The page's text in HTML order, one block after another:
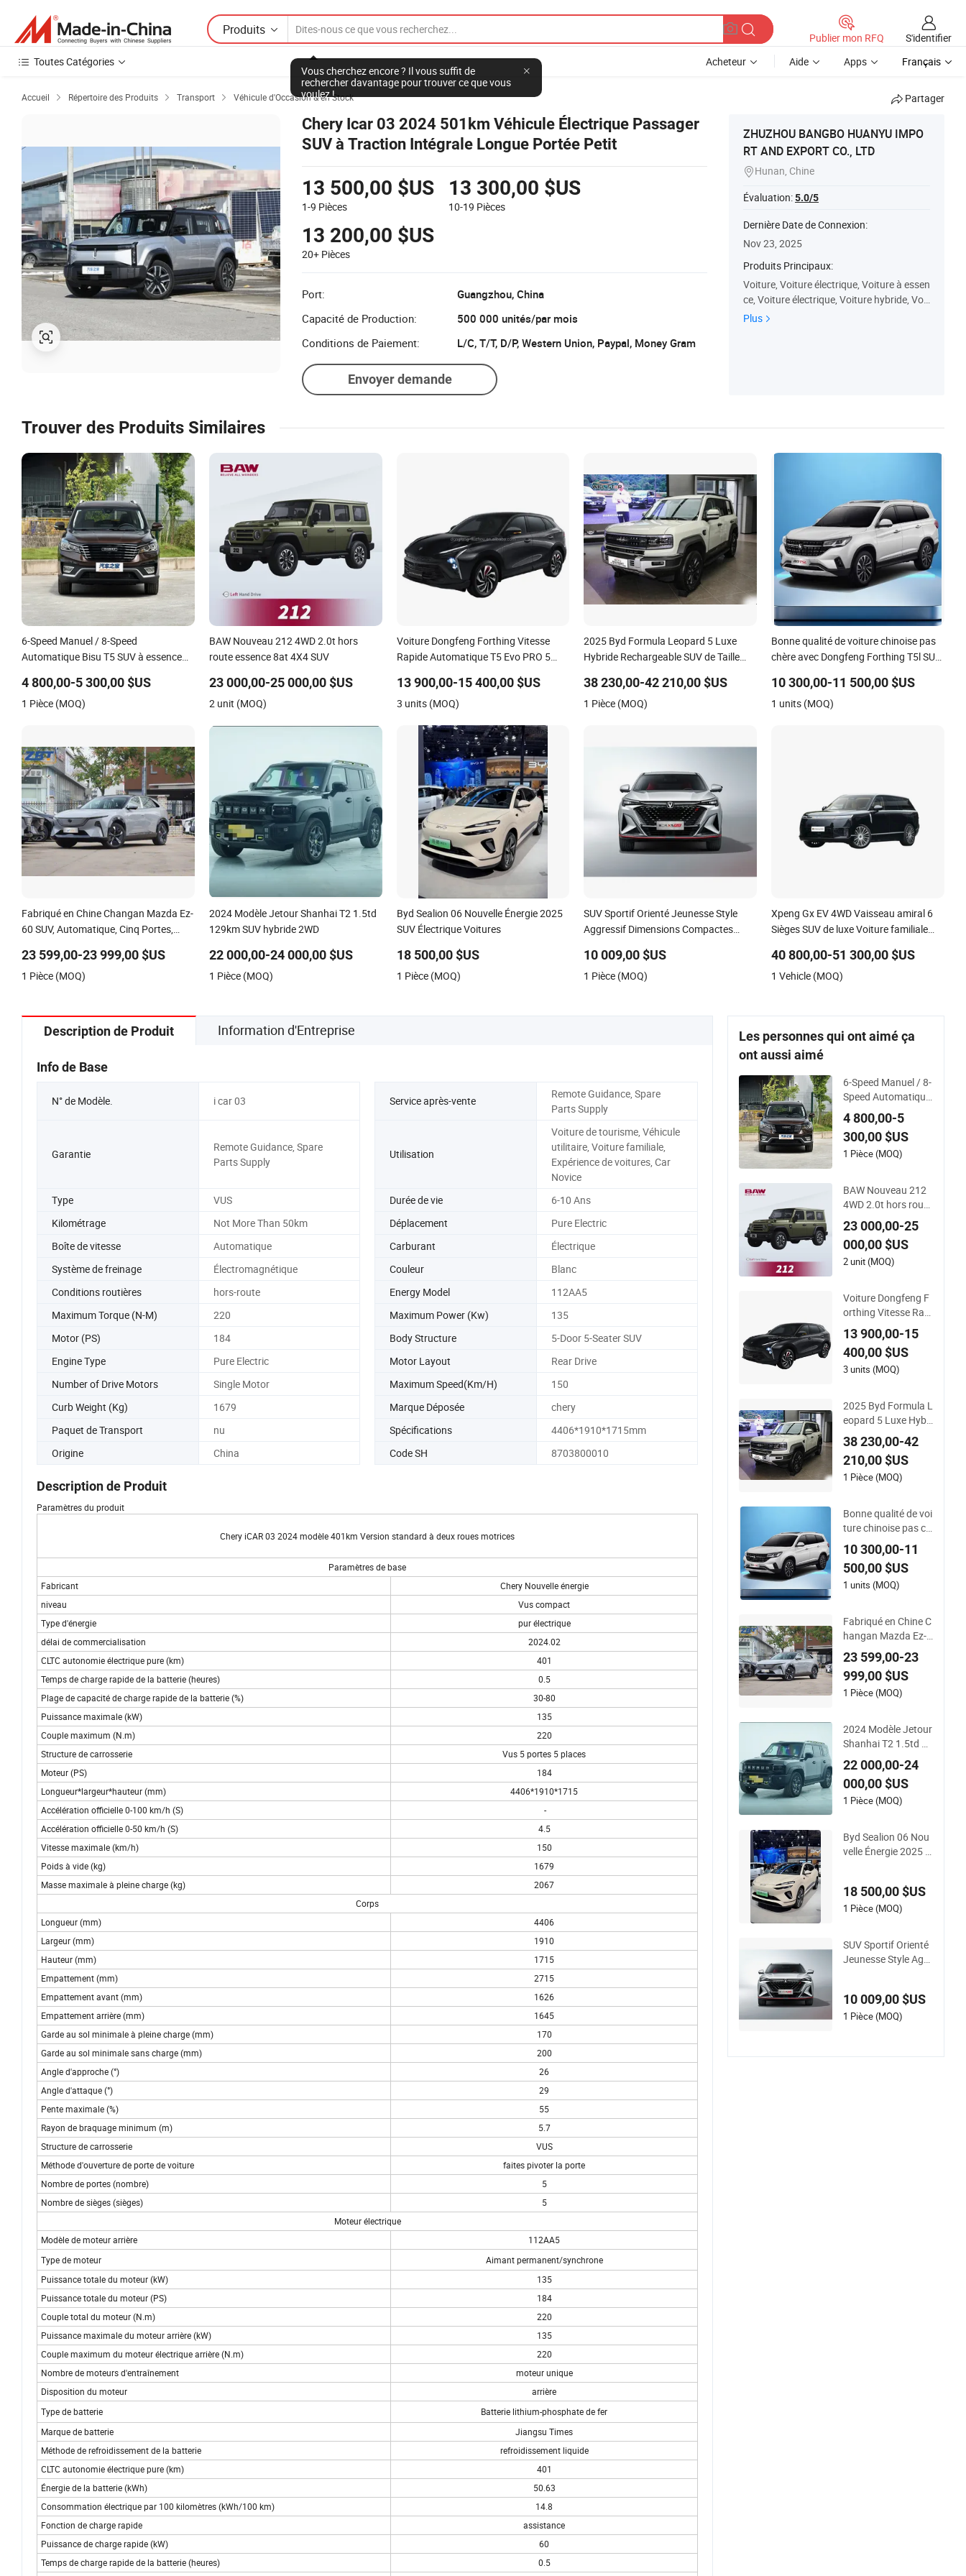
Produits
Vous cherchez encore ? Il vous suffit de
rechercher davantage pour trouver ce que vous
voulez !
Publier mon RFQ
S'identifier
Toutes Catégories
Acheteur Aide Apps Français
Accueil  Répertoire des Produits  Transport  Véhicule d'Occasion & en Stock Partager
Chery Icar 03 2024 501km Véhicule Électrique Passager
SUV à Traction Intégrale Longue Portée Petit
13 500,00 $US
1-9 Pièces
13 300,00 $US
10-19 Pièces
13 200,00 $US
20+ Pièces
Port:
Guangzhou, China
Capacité de Production:
500 000 unités/par mois
Conditions de Paiement:
L/C, T/T, D/P, Western Union, Paypal, Money Gram
Envoyer demande
ZHUZHOU BANGBO HUANYU IMPO
RT AND EXPORT CO., LTD
Hunan, Chine
Évaluation:5.0/5
Dernière Date de Connexion:
Nov 23, 2025
Produits Principaux:
Voiture, Voiture électrique, Voiture à essen
ce, Voiture électrique, Voiture hybride, Voit
ure à prolongateur d'autonomie
Plus
Trouver des Produits Similaires
6-Speed Manuel / 8-Speed
Automatique Bisu T5 SUV à essence
4 800,00-5 300,00 $US
1 Pièce (MOQ)
BAW Nouveau 212 4WD 2.0t hors
route essence 8at 4X4 SUV
23 000,00-25 000,00 $US
2 unit (MOQ)
Voiture Dongfeng Forthing Vitesse
Rapide Automatique T5 Evo PRO 5
13 900,00-15 400,00 $US
3 units (MOQ)
2025 Byd Formula Leopard 5 Luxe
Hybride Rechargeable SUV de Taille
38 230,00-42 210,00 $US
1 Pièce (MOQ)
Bonne qualité de voiture chinoise pas
chère avec Dongfeng Forthing T5l SUV
10 300,00-11 500,00 $US
1 units (MOQ)
Fabriqué en Chine Changan Mazda Ez-
60 SUV, Automatique, Cinq Portes,
d'autonomie à grande vitesse, SUV
Énergie Nouvelle
23 599,00-23 999,00 $US
1 Pièce (MOQ)
2024 Modèle Jetour Shanhai T2 1.5td
129km SUV hybride 2WD
22 000,00-24 000,00 $US
1 Pièce (MOQ)
Byd Sealion 06 Nouvelle Énergie 2025
SUV Électrique Voitures
18 500,00 $US
1 Pièce (MOQ)
SUV Sportif Orienté Jeunesse Style
Aggressif Dimensions Compactes
10 009,00 $US
1 Pièce (MOQ)
Xpeng Gx EV 4WD Vaisseau amiral 6
Sièges SUV de luxe Voiture familiale
40 800,00-51 300,00 $US
1 Vehicle (MOQ)
Description de Produit Information d'Entreprise
Info de Base
N° de Modèle. i car 03 Service après-vente
Remote Guidance, Spare
Parts Supply
Garantie
Remote Guidance, Spare
Parts Supply
Utilisation
Voiture de tourisme, Véhicule
utilitaire, Voiture familiale,
Expérience de voitures, Car
Novice
Type
VUS Durée de vie
6-10 Ans
Kilométrage
Not More Than 50km Déplacement
Pure Electric
Boîte de vitesse
Automatique Carburant
Électrique
Système de freinage
Électromagnétique Couleur
Blanc
Conditions routières
hors-route Energy Model
112AA5
Maximum Torque (N-M)
220 Maximum Power (Kw)
135
Motor (PS)
184 Body Structure
5-Door 5-Seater SUV
Engine Type
Pure Electric Motor Layout
Rear Drive
Number of Drive Motors
Single Motor Maximum Speed(Km/H)
150
Curb Weight (Kg)
1679 Marque Déposée
chery
Paquet de Transport
nu Spécifications
4406*1910*1715mm
Origine
China Code SH 8703800010
Description de Produit
Paramètres du produit
Chery iCAR 03 2024 modèle 401km Version standard à deux roues motrices
Paramètres de base
Fabricant
Chery Nouvelle énergie
niveau
Vus compact
Type d'énergie
pur électrique
délai de commercialisation
2024.02
CLTC autonomie électrique pure (km)
401
Temps de charge rapide de la batterie (heures)
0.5
Plage de capacité de charge rapide de la batterie (%)
30-80
Puissance maximale (kW)
135
Couple maximum (N.m)
220
Structure de carrosserie
Vus 5 portes 5 places
Moteur (PS)
184
Longueur*largeur*hauteur (mm)
4406*1910*1715
Accélération officielle 0-100 km/h (S)
-
Accélération officielle 0-50 km/h (S)
4.5
Vitesse maximale (km/h)
150
Poids à vide (kg)
1679
Masse maximale à pleine charge (kg)
2067
Corps
Longueur (mm)
4406
Largeur (mm)
1910
Hauteur (mm)
1715
Empattement (mm)
2715
Empattement avant (mm)
1626
Empattement arrière (mm)
1645
Garde au sol minimale à pleine charge (mm)
170
Garde au sol minimale sans charge (mm)
200
Angle d'approche (°)
26
Angle d'attaque (°)
29
Pente maximale (%)
55
Rayon de braquage minimum (m)
5.7
Structure de carrosserie
VUS
Méthode d'ouverture de porte de voiture
faites pivoter la porte
Nombre de portes (nombre)
5
Nombre de sièges (sièges)
5
Moteur électrique
Modèle de moteur arrière
112AA5
Type de moteur
Aimant permanent/synchrone
Puissance totale du moteur (kW)
135
Puissance totale du moteur (PS)
184
Couple total du moteur (N.m)
220
Puissance maximale du moteur arrière (kW)
135
Couple maximum du moteur électrique arrière (N.m)
220
Nombre de moteurs d'entraînement
moteur unique
Disposition du moteur
arrière
Type de batterie
Batterie lithium-phosphate de fer
Marque de batterie
Jiangsu Times
Méthode de refroidissement de la batterie
refroidissement liquide
CLTC autonomie électrique pure (km)
401
Énergie de la batterie (kWh)
50.63
Consommation électrique par 100 kilomètres (kWh/100 km)
14.8
Fonction de charge rapide
assistance
Puissance de charge rapide (kW)
60
Temps de charge rapide de la batterie (heures)
0.5
Les personnes qui ont aimé ça
ont aussi aimé
6-Speed Manuel / 8-
Speed Automatique
Bisu T5 SUV à essen
ce polyvalent
4 800,00-5
300,00 $US
1 Pièce (MOQ)
BAW Nouveau 212
4WD 2.0t hors route
essence 8at 4X4 SU
V
23 000,00-25
000,00 $US
2 unit (MOQ)
Voiture Dongfeng F
orthing Vitesse Rapi
de Automatique T5
Evo PRO 5 Sièges S
UV
13 900,00-15
400,00 $US
3 units (MOQ)
2025 Byd Formula L
eopard 5 Luxe Hybri
de Rechargeable SU
V de Taille Moyenne
Prix d&#39;Usine Ve
nte
38 230,00-42
210,00 $US
1 Pièce (MOQ)
Bonne qualité de voi
ture chinoise pas ch
ère avec Dongfeng
Forthing T5l SUV au
tomatique
10 300,00-11
500,00 $US
1 units (MOQ)
Fabriqué en Chine C
hangan Mazda Ez-6
0 SUV, Automatique,
Cinq Portes, Cinq Pl
aces, Hayon, 600 K
m d&#39;autonomi
23 599,00-23
999,00 $US
1 Pièce (MOQ)
2024 Modèle Jetour
Shanhai T2 1.5td 12
9km SUV hybride 2
WD
22 000,00-24
000,00 $US
1 Pièce (MOQ)
Byd Sealion 06 Nou
velle Énergie 2025 S
18 500,00 $US
1 Pièce (MOQ)
SUV Sportif Orienté
Jeunesse Style Aggr
rbaine Changan X5
Plus
10 009,00 $US
1 Pièce (MOQ)